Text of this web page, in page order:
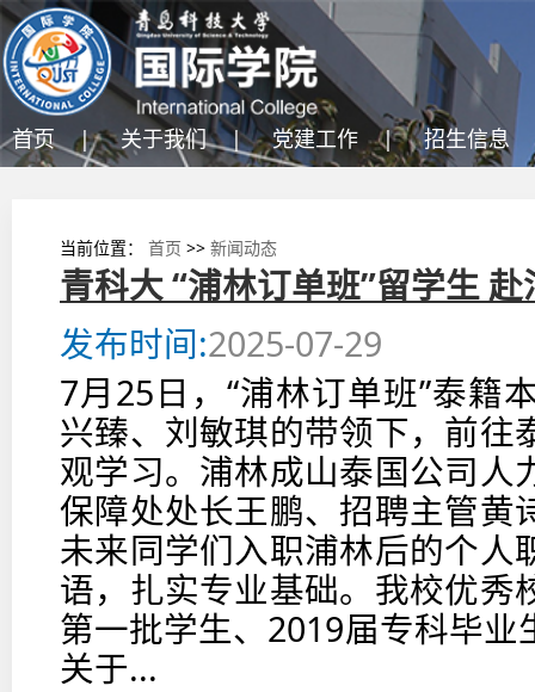
首页 | 关于我们 | 党建工作 | 招生信息
当前位置： 首页 >> 新闻动态
青科大 “浦林订单班”留学生
发布时间:2025-07-29
7月25日，“浦林订单班”泰籍
兴臻、刘敏琪的带领下，前往
观学习。浦林成山泰国公司人
保障处处长王鹏、招聘主管黄
未来同学们入职浦林后的个人
语，扎实专业基础。我校优秀
第一批学生、2019届专科毕
关于...